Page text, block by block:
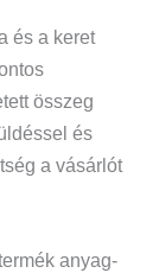
és a keret
összeg
és
a vásárlót
anyag-